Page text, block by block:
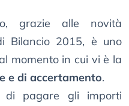
grazie alle novità
Bilancio 2015, è uno
momento in cui vi è la
e di accertamento.
di pagare gli importi